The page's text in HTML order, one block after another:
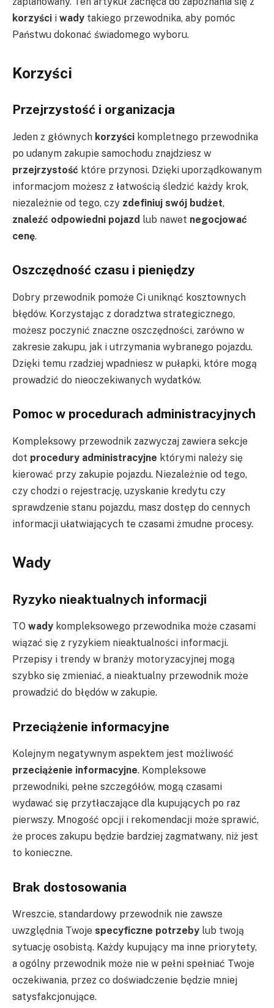
korzyści i wady takiego przewodnika, aby pomóc
Państwu dokonać świadomego wyboru.
Korzyści
Przejrzystość i organizacja
Jeden z głównych korzyści kompletnego przewodnika
po udanym zakupie samochodu znajdziesz w
przejrzystość które przynosi. Dzięki uporządkowanym
informacjom możesz z łatwością śledzić każdy krok,
niezależnie od tego, czy zdefiniuj swój budżet,
znaleźć odpowiedni pojazd lub nawet negocjować
cenę.
Oszczędność czasu i pieniędzy
Dobry przewodnik pomoże Ci uniknąć kosztownych
błędów. Korzystając z doradztwa strategicznego,
możesz poczynić znaczne oszczędności, zarówno w
zakresie zakupu, jak i utrzymania wybranego pojazdu.
Dzięki temu rzadziej wpadniesz w pułapki, które mogą
prowadzić do nieoczekiwanych wydatków.
Pomoc w procedurach administracyjnych
Kompleksowy przewodnik zazwyczaj zawiera sekcje
dot procedury administracyjne którymi należy się
kierować przy zakupie pojazdu. Niezależnie od tego,
czy chodzi o rejestrację, uzyskanie kredytu czy
sprawdzenie stanu pojazdu, masz dostęp do cennych
informacji ułatwiających te czasami żmudne procesy.
Wady
Ryzyko nieaktualnych informacji
TO wady kompleksowego przewodnika może czasami
wiązać się z ryzykiem nieaktualności informacji.
Przepisy i trendy w branży motoryzacyjnej mogą
szybko się zmieniać, a nieaktualny przewodnik może
prowadzić do błędów w zakupie.
Przeciążenie informacyjne
Kolejnym negatywnym aspektem jest możliwość
przeciążenie informacyjne. Kompleksowe
przewodniki, pełne szczegółów, mogą czasami
wydawać się przytłaczające dla kupujących po raz
pierwszy. Mnogość opcji i rekomendacji może sprawić,
że proces zakupu będzie bardziej zagmatwany, niż jest
to konieczne.
Brak dostosowania
Wreszcie, standardowy przewodnik nie zawsze
uwzględnia Twoje specyficzne potrzeby lub twoją
sytuację osobistą. Każdy kupujący ma inne priorytety,
a ogólny przewodnik może nie w pełni spełniać Twoje
oczekiwania, przez co doświadczenie będzie mniej
satysfakcjonujące.